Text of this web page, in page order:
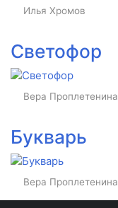
Илья Хромов
Светофор
Вера Проплетенина
Букварь
Вера Проплетенина